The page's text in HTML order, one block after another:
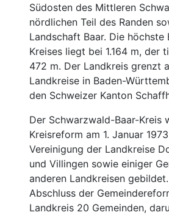
Südosten des Mittleren
nördlichen Teil des Randen
Landschaft Baar. Die höchste
Kreises liegt bei 1.164 m, der
472 m. Der Landkreis grenzt
Landkreise in Baden-
den Schweizer Kanton
Der Schwarzwald-Baar-Kreis
Kreisreform am 1. Januar
Vereinigung der Landkreise
und Villingen sowie einiger
anderen Landkreisen
Abschluss der
Landkreis 20 Gemeinden,